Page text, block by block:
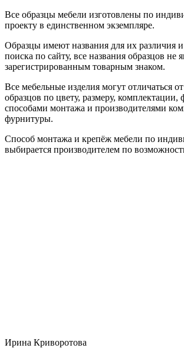
Все образцы мебели изготовлены по
проекту в единственном экземпляре.
Образцы имеют названия для их различия
поиска по сайту, все названия образцов не
зарегистрированным товарным знаком.
Все мебельные изделия могут отличаться
образцов по цвету, размеру, комплектации,
способами монтажа и производителями
фурнитуры.
Способ монтажа и крепёж мебели по
выбирается производителем по
Ирина Криворотова